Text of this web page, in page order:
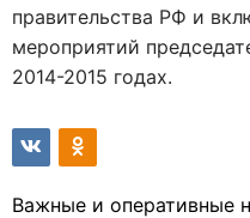
правительства РФ и
мероприятий
2014-2015 годах.
Важные и оперативные